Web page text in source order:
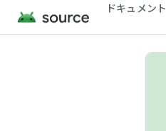
ドキュメント